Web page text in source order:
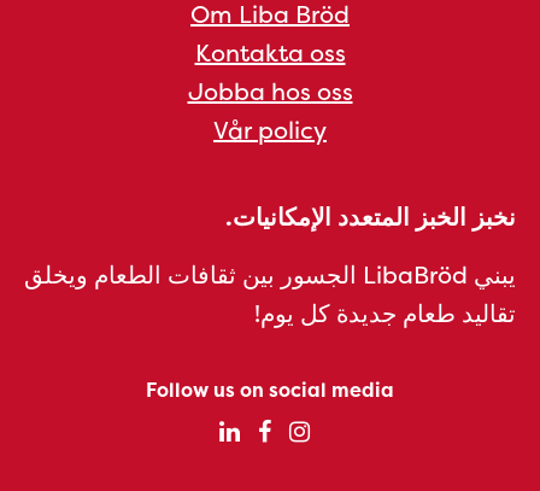
Om Liba Bröd
Kontakta oss
Jobba hos oss
Vår policy
نخبز الخبز المتعدد الإمكانيات.
يبني LibaBröd الجسور بين ثقافات الطعام ويخلق
تقاليد طعام جديدة كل يوم!
Follow us on social media